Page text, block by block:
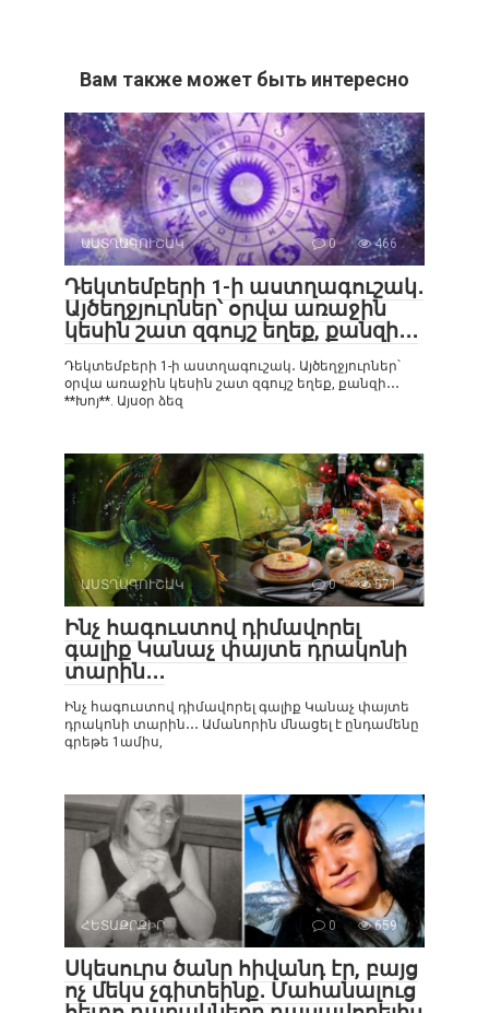
Вам также может быть интересно
ԱՍՏՂԱԳՈՒՇԱԿ 0 466
Դեկտեմբերի 1-ի աստղագուշակ․
Այծեղջյուրներ՝ օրվա առաջին
կեսին շատ զգույշ եղեք, քանզի․․․
Դեկտեմբերի 1-ի աստղագուշակ․ Այծեղջյուրներ՝
օրվա առաջին կեսին շատ զգույշ եղեք, քանզի․․․
**Խոյ**. Այսօր ձեզ
ԱՍՏՂԱԳՈՒՇԱԿ 0 571
Ինչ հագուստով դիմավորել
գալիք Կանաչ փայտե դրակոնի
տարին․․․
Ինչ հագուստով դիմավորել գալիք Կանաչ փայտե
դրակոնի տարին․․․ Ամանորին մնացել է ընդամենը
գրեթե 1ամիս,
ՀԵՏԱՔՐՔԻՐ 0 659
Սկեսուրս ծանր հիվանդ էր, բայց
ոչ մեկս չգիտեինք․ Մահանալուց